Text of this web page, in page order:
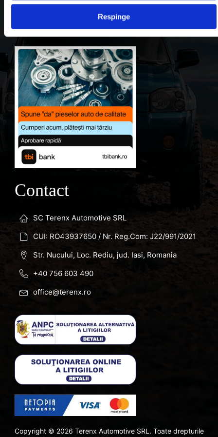
Respinge
Favorite
Contact
SC Terenx Automotive SRL
CUI: RO43937650 / Nr. Reg.Com: J22/991/2021
Str. Nucului, Loc. Rediu, jud. Iasi, Romania
+40 756 603 490
office@terenx.ro
Copyright © 2026 Terenx Automotive SRL. Toate drepturile